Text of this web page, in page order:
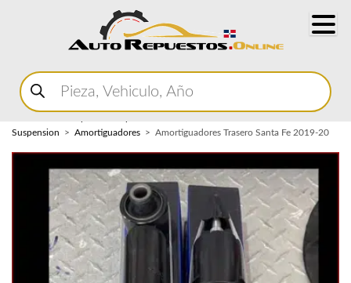
Buscar
productos
Suspension
Amortiguadores Amortiguadores Trasero Santa Fe 2019-20